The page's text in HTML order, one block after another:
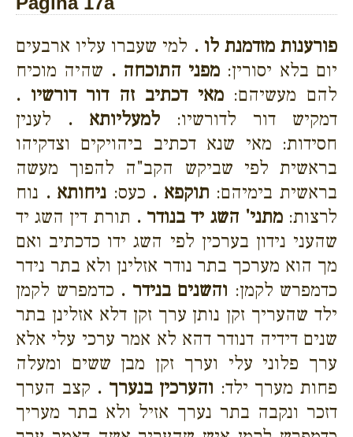
פורענות מזדמנת לו . למי שעברו עליו ארבעים
יום בלא יסורין: מפני התוכחה . שהיה מוכיח
להם מעשיהם:מאי דכתיב זה דור דורשיו .
דמקיש דור לדורשיו: למעליותא . לענין
חסידות: מאי שנא דכתיב ביהויקים וצדקיהו
בראשית לפי שביקש הקב"ה להפוך מעשה
בראשית בימיהם: תוקפא . כעס: ניחותא . נוח
לרצות:מתני' השג יד בנודר . תורת דין השג יד
שהעני נידון בערכין לפי השג ידו כדכתיב ואם
מך הוא מערכך בתר נודר אזלינן ולא בתר נידר
כדמפרש לקמן: והשנים בנידר . כדמפרש לקמן
ילד שהעריך זקן נותן ערך זקן דלא אזלינן בתר
שנים דידיה דנודר דהא לא אמר ערכי עלי אלא
ערך פלוני עלי וערך זקן מבן ששים ומעלה
פחות מערך ילד: והערכין בנערך . קצב הערך
דזכר ונקבה בתר נערך אזיל ולא בתר מעריך